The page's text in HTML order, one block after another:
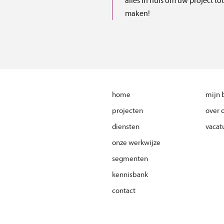
maken!
home
projecten
diensten
onze werkwijze
segmenten
kennisbank
contact
mijn
over